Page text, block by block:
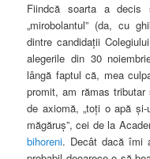
Fiindcă soarta a
„mirobolantul” (da, cu
dintre candidaţii
alegerile din 30
lângă faptul că, mea
promit, am rămas
de axiomă, „toţi o apă şi-
măgăruş”, cei de la
bihoreni. Decât dacă îmi